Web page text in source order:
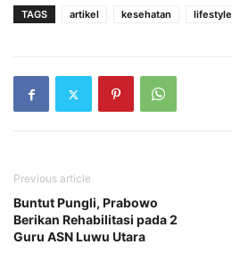
TAGS artikel kesehatan lifestyle
Previous article
Buntut Pungli, Prabowo
Berikan Rehabilitasi pada 2
Guru ASN Luwu Utara